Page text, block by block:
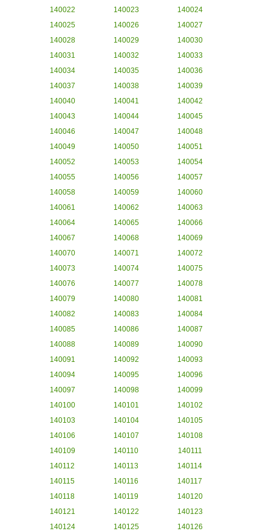
140022
140023
140024
140025
140026
140027
140028
140029
140030
140031
140032
140033
140034
140035
140036
140037
140038
140039
140040
140041
140042
140043
140044
140045
140046
140047
140048
140049
140050
140051
140052
140053
140054
140055
140056
140057
140058
140059
140060
140061
140062
140063
140064
140065
140066
140067
140068
140069
140070
140071
140072
140073
140074
140075
140076
140077
140078
140079
140080
140081
140082
140083
140084
140085
140086
140087
140088
140089
140090
140091
140092
140093
140094
140095
140096
140097
140098
140099
140100
140101
140102
140103
140104
140105
140106
140107
140108
140109
140110
140111
140112
140113
140114
140115
140116
140117
140118
140119
140120
140121
140122
140123
140124
140125 140126